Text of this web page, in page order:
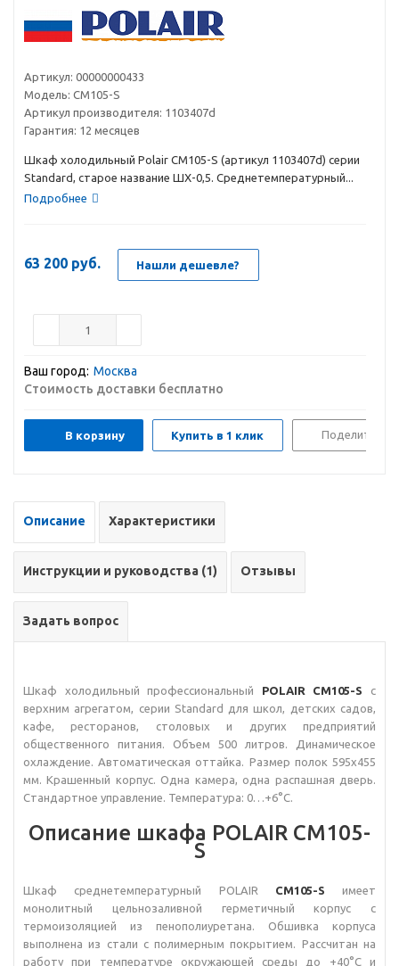
Артикул: 00000000433
Модель: CM105-S
Артикул производителя: 1103407d
Гарантия: 12 месяцев
Шкаф холодильный Polair CM105-S (артикул 1103407d) серии
Standard, старое название ШХ-0,5. Среднетемпературный...
Подробнее
63 200 руб. Нашли дешевле?
Ваш город: Москва
Стоимость доставки бесплатно
В корзину Купить в 1 клик Поделиться
Описание Характеристики
Инструкции и руководства (1) Отзывы
Задать вопрос
Шкаф холодильный профессиональный POLAIR CM105-S
с
верхним агрегатом, серии Standard для школ, детских садов,
кафе, ресторанов, столовых и других предприятий
общественного питания. Объем 500 литров. Динамическое
охлаждение. Автоматическая оттайка. Размер полок 595x455
мм. Крашенный корпус. Одна камера, одна распашная дверь.
Стандартное управление. Температура: 0…+6°C.
Описание шкафа POLAIR CM105-
S
Шкаф среднетемпературный POLAIR CM105-S имеет
монолитный цельнозаливной герметичный корпус с
термоизоляцией из пенополиуретана. Обшивка корпуса
выполнена из стали с полимерным покрытием. Рассчитан на
работу при температуре окружающей среды до +40°С и